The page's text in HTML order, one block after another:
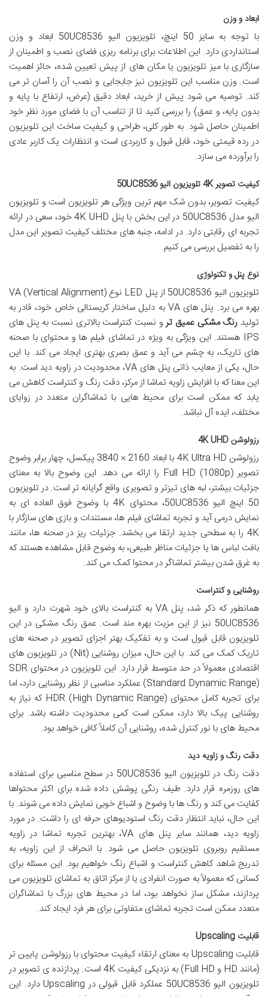
ابعاد و وزن
با توجه به سایز 50 اینچ، تلویزیون الیو 50UC8536 ابعاد و وزن
استانداردی دارد. این اطلاعات برای برنامه ریزی فضای نصب و اطمینان از
سازگاری با میز تلویزیون یا مکان های از پیش تعیین شده، حائز اهمیت
است. وزن مناسب این تلویزیون نیز جابجایی و نصب آن را آسان تر می
کند. توصیه می شود پیش از خرید، ابعاد دقیق (عرض، ارتفاع با پایه و
بدون پایه، و عمق) را بررسی کنید تا از تناسب آن با فضای مورد نظر خود
اطمینان حاصل شود. به طور کلی، طراحی و کیفیت ساخت این تلویزیون
در رده قیمتی خود، قابل قبول و کاربردی است و انتظارات یک کاربر عادی
را برآورده می سازد.
کیفیت تصویر 4K تلویزیون الیو 50UC8536
کیفیت تصویر، بدون شک مهم ترین ویژگی هر تلویزیون است و تلویزیون
الیو مدل 50UC8536 در این بخش با پنل 4K UHD خود، سعی در ارائه
تجربه ای رقابتی دارد. در ادامه، جنبه های مختلف کیفیت تصویر این مدل
را به تفصیل بررسی می کنیم.
نوع پنل و تکنولوژی
تلویزیون الیو 50UC8536 از پنل LED نوع VA (Vertical Alignment)
بهره می برد. پنل های VA به دلیل ساختار کریستالی خاص خود، قادر به
تولید رنگ مشکی عمیق ترو نسبت کنتراست بالاتری نسبت به پنل های
IPS هستند. این ویژگی به ویژه در تماشای فیلم ها و محتوای با صحنه
های تاریک، به چشم می آید و عمق بصری بهتری ایجاد می کند. با این
حال، یکی از معایب ذاتی پنل های VA، محدودیت در زاویه دید است. به
این معنا که با افزایش زاویه تماشا از مرکز، دقت رنگ و کنتراست کاهش می
یابد که ممکن است برای محیط هایی با تماشاگران متعدد در زوایای
مختلف، ایده آل نباشد.
رزولوشن 4K UHD
رزولوشن 4K Ultra HD با ابعاد 2160 × 3840 پیکسل، چهار برابر وضوح
تصویر Full HD (1080p) را ارائه می دهد. این وضوح بالا به معنای
جزئیات بیشتر، لبه های تیزتر و تصویری واقع گرایانه تر است. در تلویزیون
50 اینچ الیو 50UC8536، محتوای 4K با وضوح فوق العاده ای به
نمایش درمی آید و تجربه تماشای فیلم ها، مستندات و بازی های سازگار با
4K را به سطحی جدید ارتقا می بخشد. جزئیات ریز در صحنه ها، مانند
بافت لباس ها یا جزئیات مناظر طبیعی، به وضوح قابل مشاهده هستند که
به غرق شدن بیشتر تماشاگر در محتوا کمک می کند.
روشنایی و کنتراست
همانطور که ذکر شد، پنل VA به کنتراست بالای خود شهرت دارد و الیو
50UC8536 نیز از این مزیت بهره مند است. عمق رنگ مشکی در این
تلویزیون قابل قبول است و به تفکیک بهتر اجزای تصویر در صحنه های
تاریک کمک می کند. با این حال، میزان روشنایی (Nit) در تلویزیون های
اقتصادی معمولاً در حد متوسط قرار دارد. این تلویزیون در محتوای SDR
(Standard Dynamic Range) عملکرد مناسبی از نظر روشنایی دارد، اما
برای تجربه کامل محتوای HDR (High Dynamic Range) که نیاز به
روشنایی پیک بالا دارد، ممکن است کمی محدودیت داشته باشد. برای
محیط های با نور کنترل شده، روشنایی آن کاملاً کافی خواهد بود.
دقت رنگ و زاویه دید
دقت رنگ در تلویزیون الیو 50UC8536 در سطح مناسبی برای استفاده
های روزمره قرار دارد. طیف رنگی پوشش داده شده برای اکثر محتواها
کفایت می کند و رنگ ها با وضوح و اشباع خوبی نمایش داده می شوند. با
این حال، نباید انتظار دقت رنگ استودیوهای حرفه ای را داشت. در مورد
زاویه دید، همانند سایر پنل های VA، بهترین تجربه تماشا در زاویه
مستقیم روبروی تلویزیون حاصل می شود. با انحراف از این زاویه، به
تدریج شاهد کاهش کنتراست و اشباع رنگ خواهیم بود. این مسئله برای
کسانی که معمولاً به صورت انفرادی یا از مرکز اتاق به تماشای تلویزیون می
پردازند، مشکل ساز نخواهد بود، اما در محیط های بزرگ با تماشاگران
متعدد ممکن است تجربه تماشای متفاوتی برای هر فرد ایجاد کند.
قابلیت Upscaling
قابلیت Upscaling به معنای ارتقاء کیفیت محتوای با رزولوشن پایین تر
(مانند HD و Full HD) به نزدیکی کیفیت 4K است. پردازنده ی تصویر در
تلویزیون الیو 50UC8536 عملکرد قابل قبولی در Upscaling دارد. این